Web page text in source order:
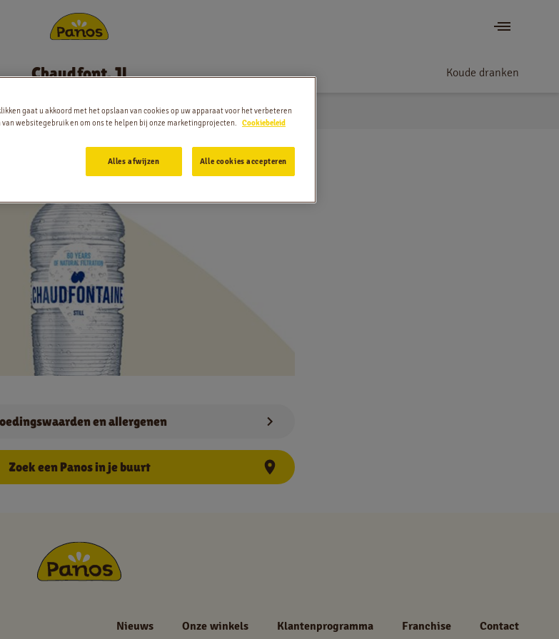
Nieuws
Winkels
App
Contact
Jobs
Koude dranken
Chaudfont. 1l
en allergenen
Zoek een Panos in je buurt
Nieuws
Onze winkels Klantenprogramma Franchise Contact
gaat u akkoord met het opslaan van cookies op uw apparaat voor het verbeteren
websitegebruik en om ons te helpen bij onze marketingprojecten. Cookiebeleid
Alles afwijzen Alle cookies accepteren